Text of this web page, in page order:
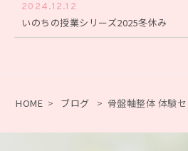
2024.12.12
いのちの授業シリーズ2025冬休み
HOME > ブログ > 骨盤軸整体 体験